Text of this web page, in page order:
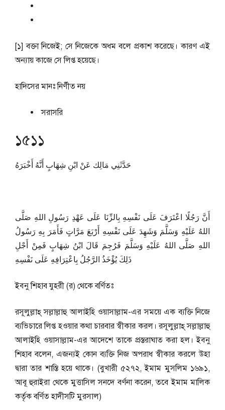
[১] বক্তা নিজেই; সে নিজেকে অধম বলে প্রকাশ করেছে। কারণ এই
অন্যায় কাজে সে লিপ্ত হয়েছে।
হাদিসের মানঃনির্ণীত নয়
সরাসরি
১৫১১
حَدَّثَنِي مَالِك عَنْ ابْنِ شِهَابٍ أَنَّهُ أَخْبَرَهُ
أَنَّ رَجُلًا اعْتَرَفَ عَلَى نَفْسِهِ بِالزِّنَا عَلَى عَهْدِ رَسُولِ اللهِ صَلَّى
اللهُ عَلَيْهِ وَسَلَّمَ وَشَهِدَ عَلَى نَفْسِهِ أَرْبَعَ مَرَّاتٍ فَأَمَرَ بِهِ رَسُولُ
اللهِ صَلَّى اللهُ عَلَيْهِ وَسَلَّمَ فَرُجِمَ قَالَ ابْنُ شِهَابٍ فَمِنْ أَجْلِ
ذَلِكَ يُؤْخَذُ الرَّجُلُ بِاعْتِرَافِهِ عَلَى نَفْسِهِ
ইব্নু শিহাব যুহরী (র) থেকে বর্ণিতঃ
রসূলুল্লাহ্ সল্লাল্লাহু আলাইহি ওয়াসাল্লাম-এর সময়ে এক ব্যক্তি নিজে
ব্যভিচারে লিপ্ত হওয়ার কথা চারবার স্বীকার করল। রসূলুল্লাহ্ সল্লাল্লাহু
আলাইহি ওয়াসাল্লাম-এর আদেশে তাকে প্রস্তরাঘাত করা হল। ইব্নু
শিহাব বলেন, এজন্যই কোন ব্যক্তি নিজ অপরাধ স্বীকার করলে উহা
দ্বারা তার শাস্তি হয়ে থাকে। (বুখারী ৫২৭২, ইমাম মুসলিম ১৬৯১,
আবূ হুরাইরা থেকে মুত্তাসিল সনদে বর্ণনা করেন, তবে ইমাম মালিক
কর্তৃক বর্ণিত হাদীসটি মুরসাল)